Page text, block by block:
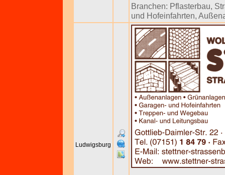
Branchen: Pflasterbau,
und Hofeinfahrten,
Ludwigsburg